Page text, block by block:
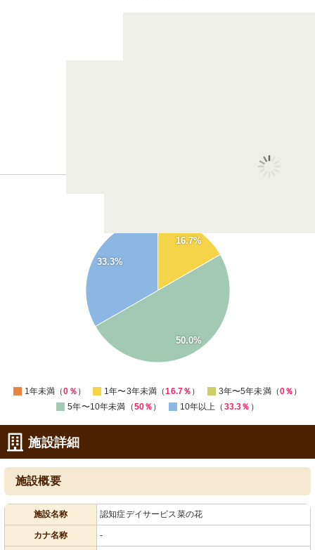
16.7%
50.0%
33.3%
1年未満（0％ ） 1年〜3年未満（16.7％ ） 3年〜5年未満（0％ ）
5年〜10年未満（50％ ） 10年以上（ 33.3％ ）
施設詳細
施設概要
施設名称 認知症デイサービス菜の花
カナ名称 -